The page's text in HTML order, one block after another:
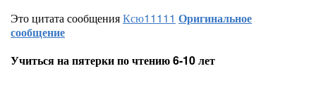
Это цитата сообщенияКсю11111 Оригинальное
сообщение
Учиться на пятерки по чтению 6-10 лет